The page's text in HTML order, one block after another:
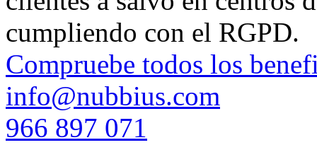
cumpliendo con el RGPD.
Compruebe todos los
info@nubbius.com
966 897 071